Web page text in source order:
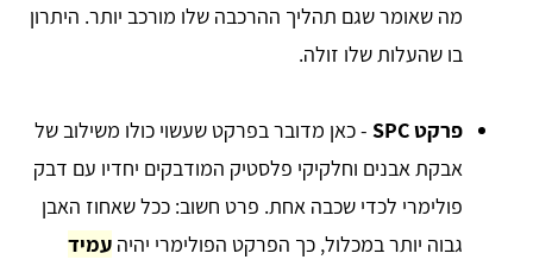
מה שאומר שגם תהליך ההרכבה שלו מורכב יותר. היתרון
בו שהעלות שלו זולה.
פרקט SPC
- כאן מדובר בפרקט שעשוי כולו משילוב של
אבקת אבנים וחלקיקי פלסטיק המודבקים יחדיו עם דבק
פולימרי לכדי שכבה אחת. פרט חשוב: ככל שאחוז האבן
גבוה יותר במכלול, כך הפרקט הפולימרי יהיה עמיד